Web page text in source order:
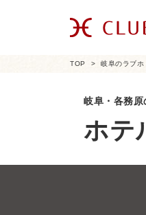
TOP 岐阜のラブホ
岐阜・各務
ホテ